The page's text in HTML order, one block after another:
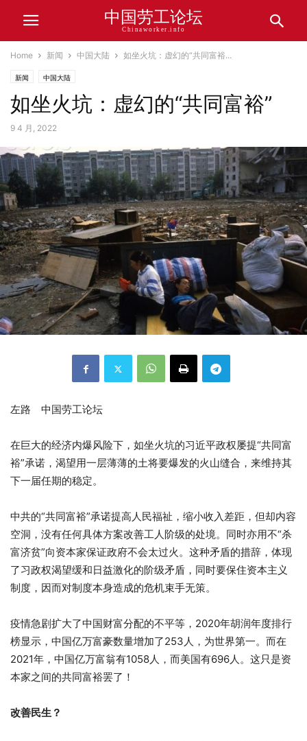
中国劳工论坛
Chinaworker.info
Home 新闻 中国大陆 如坐火坑：虚幻的“共同富裕...
新闻 中国大陆
如坐火坑：虚幻的“共同富裕”
9 4 月, 2022
左路 中国劳工论坛
在巨大的经济内爆风险下，如坐火坑的习近平政权屡提“共同富
裕”承诺，渴望用一层薄薄的土将要爆发的火山缝合，来维持其
下一届任期的稳定。
中共的“共同富裕”承诺提高人民福祉，缩小收入差距，但却内容
空洞，没有任何具体方案改善工人阶级的处境。同时亦用不“杀
富济贫”向资本家保证政府不会太过火。这种矛盾的措辞，体现
了习政权渴望缓和日益激化的阶级矛盾，同时要保住资本主义
制度，因而对制度本身造成的危机束手无策。
疫情急剧扩大了中国财富分配的不平等，2020年胡润年度排行
榜显示，中国亿万富豪数量增加了253人，为世界第一。而在
2021年，中国亿万富翁有1058人，而美国有696人。这只是资
本家之间的共同富裕罢了！
改善民生？